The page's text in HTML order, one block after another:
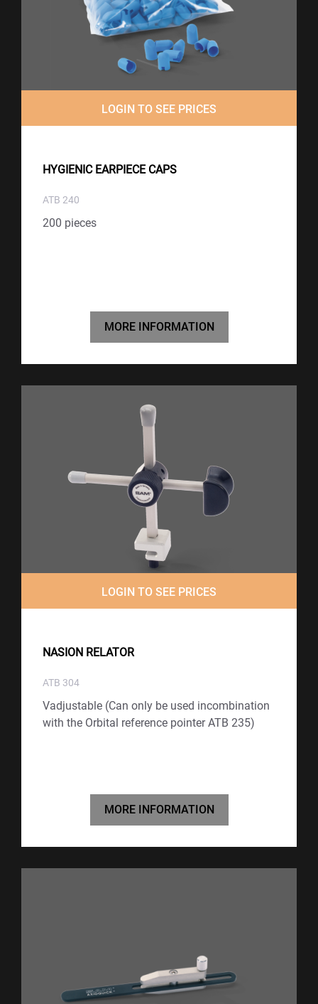
LOGIN TO SEE PRICES
HYGIENIC EARPIECE CAPS
ATB 240
200 pieces
MORE INFORMATION
LOGIN TO SEE PRICES
NASION RELATOR
ATB 304
Vadjustable (Can only be used incombination
with the Orbital reference pointer ATB 235)
MORE INFORMATION